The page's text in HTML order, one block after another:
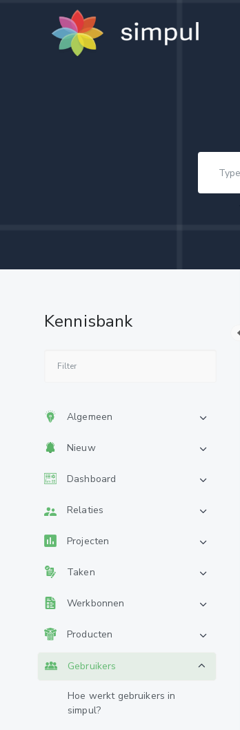
Kennisbank
Algemeen
Nieuw
Dashboard
Relaties
Projecten
Taken
Werkbonnen
Producten
Gebruikers
Hoe werkt gebruikers in
simpul?